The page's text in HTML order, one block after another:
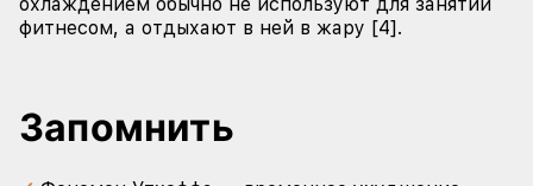
фитнесом, а отдыхают в ней в жару [4].
Запомнить